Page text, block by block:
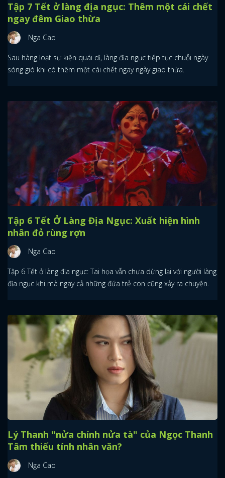
Tập 7 Tết ở làng địa ngục: Thêm một cái chết
ngay đêm Giao thừa
Nga Cao
Sau hàng loạt sự kiện quái dị, làng địa ngục tiếp tục chuỗi ngày
sóng gió khi có thêm một cái chết ngay ngày giao thừa.
Tập 6 Tết Ở Làng Địa Ngục: Xuất hiện hình
nhân đỏ rùng rợn
Nga Cao
Tập 6 Tết ở làng địa ngục: Tai họa vẫn chưa dừng lại với người làng
địa ngục khi mà ngay cả những đứa trẻ con cũng xảy ra chuyện.
Lý Thanh "nửa chính nửa tà" của Ngọc Thanh
Tâm thiếu tính nhân văn?
Nga Cao